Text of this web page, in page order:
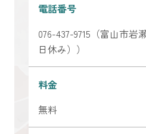
電話番号
076-437-9715（富山市岩
日休み））
料金
無料